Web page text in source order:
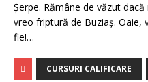
Șerpe. Rămâne de văzut
vreo friptură de Buziaș. Oaie,
fie!…
CURSURI CALIFICARE